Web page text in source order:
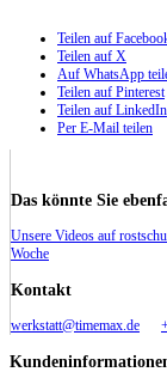
Teilen auf
Teilen auf X
Auf WhatsApp
Teilen auf Pinterest
Teilen auf LinkedIn
Per E-Mail teilen
Das könnte Sie
Unsere Videos auf
Woche
Kontakt
werkstatt@timemax.de